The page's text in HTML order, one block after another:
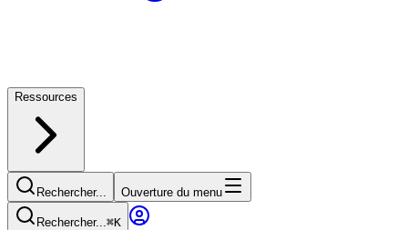
Ressources
Rechercher... Ouverture du menu
Rechercher...⌘K